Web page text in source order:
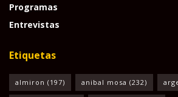
Programas
Entrevistas
Etiquetas
almiron (197) anibal mosa (232)